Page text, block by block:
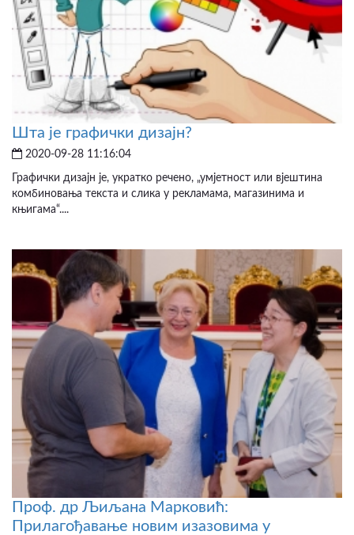
Шта је графички дизајн?
2020-09-28 11:16:04
Графички дизајн је, укратко речено, „умjетност или вjештина
комбиновања текста и слика у рекламама, магазинима и
књигама“....
Проф. др Љиљана Марковић:
Прилагођавање новим изазовима у